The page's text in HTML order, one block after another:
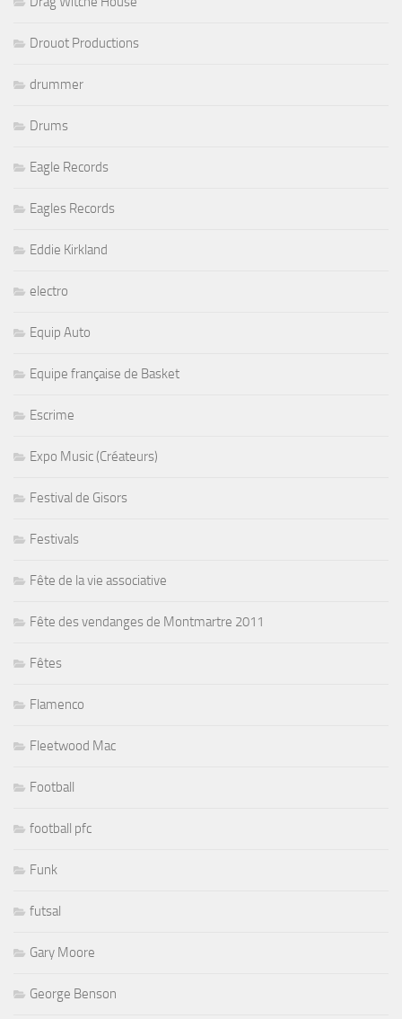
Drouot Productions
drummer
Drums
Eagle Records
Eagles Records
Eddie Kirkland
electro
Equip Auto
Equipe française de Basket
Escrime
Expo Music (Créateurs)
Festival de Gisors
Festivals
Fête de la vie associative
Fête des vendanges de Montmartre 2011
Fêtes
Flamenco
Fleetwood Mac
Football
football pfc
Funk
futsal
Gary Moore
George Benson